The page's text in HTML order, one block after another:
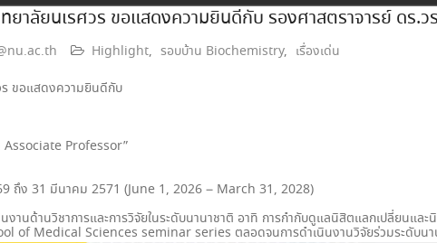
าลัยนเรศวร ขอแสดงความยินดีกับ รองศาสตราจารย์ ดร.ว
Highlight, รอบบ้าน Biochemistry, เรื่องเด่น
ขอแสดงความยินดีกับ
Associate Professor”
ถึง 31 มีนาคม 2571 (June 1, 2026 – March 31, 2028)
นงานด้านวิชาการและการวิจัยในระดับนานาชาติ อาทิ การกำกับดูแลนิสิตแลกเปลี่ย
of Medical Sciences seminar series ตลอดจนการดำเนินงานวิจัยร่วมระดับนา